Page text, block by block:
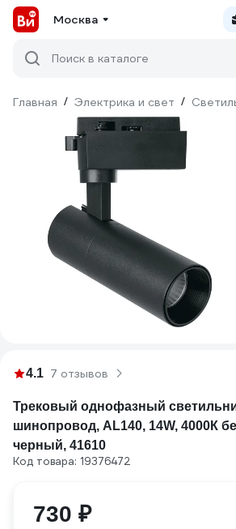
Москва
Поиск в каталоге
Главная / Электрика и свет /
4.1 7 отзывов
Трековый однофазный
шинопровод, AL140, 14W, 4000К
черный, 41610
Код товара: 19376472
730 ₽